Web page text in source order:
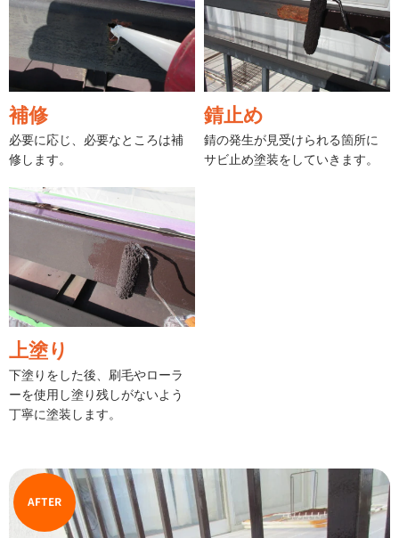
補修
必要に応じ、必要なところは補
修します。
錆止め
錆の発生が見受けられる箇所に
サビ止め塗装をしていきます。
上塗り
下塗りをした後、刷毛やローラ
ーを使用し塗り残しがないよう
丁寧に塗装します。
AFTER